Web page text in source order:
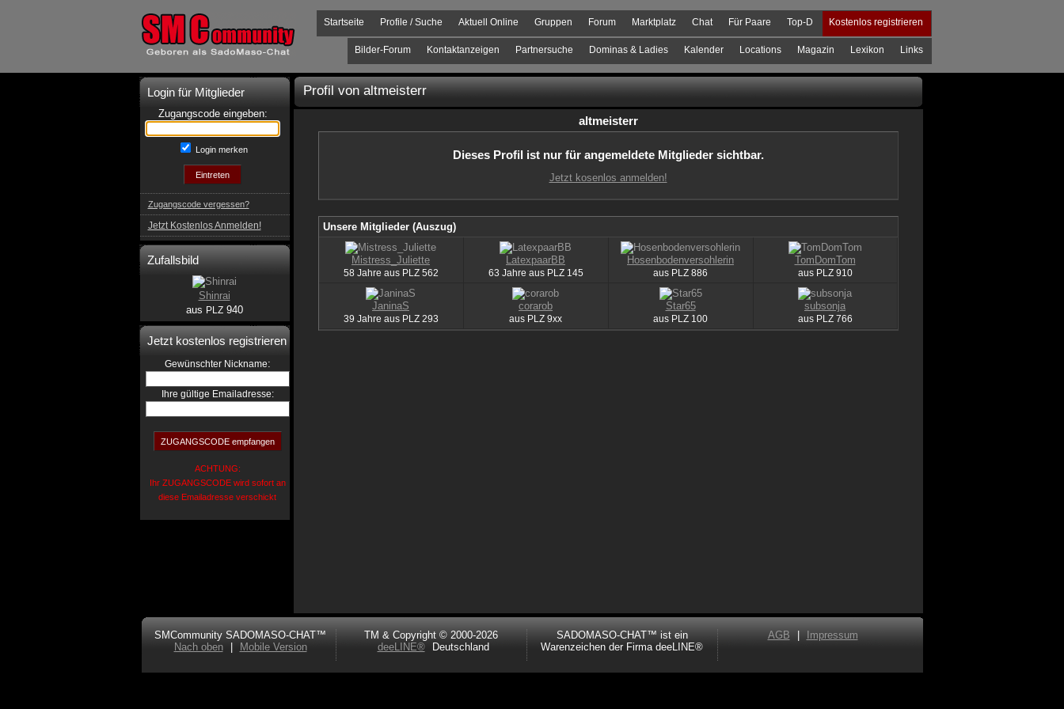
Kostenlos registrieren
Top-D
Für Paare
Chat
Marktplatz
Forum
Gruppen
Aktuell Online
Profile / Suche
Startseite
Links
Lexikon
Magazin
Locations
Kalender
Dominas & Ladies
Partnersuche
Kontaktanzeigen
Bilder-Forum
Login für Mitglieder
Zugangscode eingeben:
Login merken
Zugangscode vergessen?
Jetzt Kostenlos Anmelden!
Zufallsbild
Shinrai
aus PLZ940
Jetzt kostenlos registrieren
Gewünschter Nickname:
Ihre gültige Emailadresse:
ACHTUNG:
Ihr ZUGANGSCODE wird sofort an
diese Emailadresse verschickt
Profil von altmeisterr
altmeisterr
Dieses Profil ist nur für angemeldete Mitglieder sichtbar.
Jetzt kosenlos anmelden!
Unsere Mitglieder (Auszug)
Mistress_Juliette
58 Jahre aus PLZ562
LatexpaarBB
63 Jahre aus PLZ145
Hosenbodenversohlerin
aus PLZ 886
TomDomTom
aus PLZ910
JaninaS
39 Jahre aus PLZ293
corarob
aus PLZ 9xx
Star65
aus PLZ 100
subsonja
aus PLZ766
SMCommunity SADOMASO-CHAT™
Nach oben
Mobile Version
TM & Copyright © 2000-2026
deeLINE®
Deutschland
SADOMASO-CHAT™ ist ein
Warenzeichen der Firma deeLINE®
AGB Impressum